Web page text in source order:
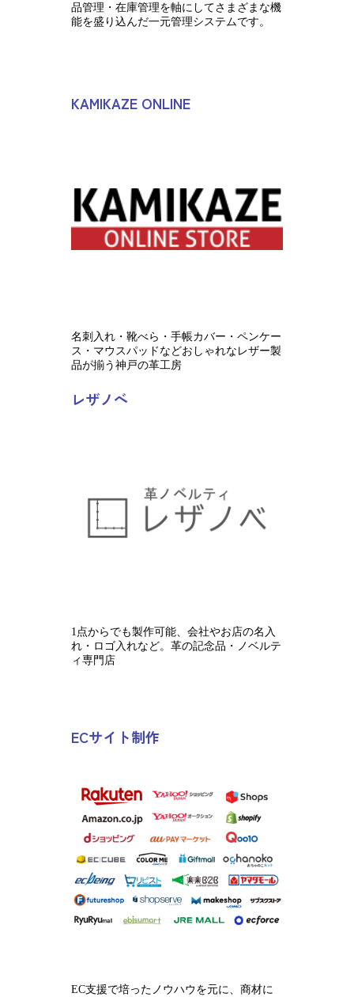
品管理・在庫管理を軸にしてさまざまな機
能を盛り込んだ一元管理システムです。
KAMIKAZE ONLINE
名刺入れ・靴べら・手帳カバー・ペンケー
ス・マウスパッドなどおしゃれなレザー製
品が揃う神戸の革工房
レザノベ
1点からでも製作可能、会社やお店の名入
れ・ロゴ入れなど。革の記念品・ノベルテ
ィ専門店
ECサイト制作
EC支援で培ったノウハウを元に、商材に